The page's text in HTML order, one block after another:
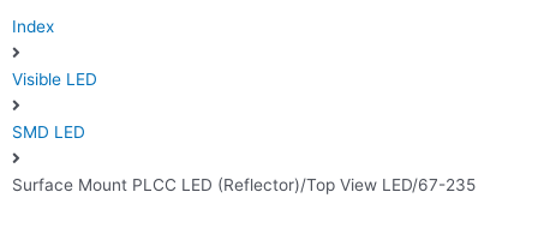
Index
Visible LED
SMD LED
Surface Mount PLCC LED (Reflector)/Top View LED/67-235